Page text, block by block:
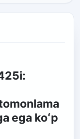
ega koʻp